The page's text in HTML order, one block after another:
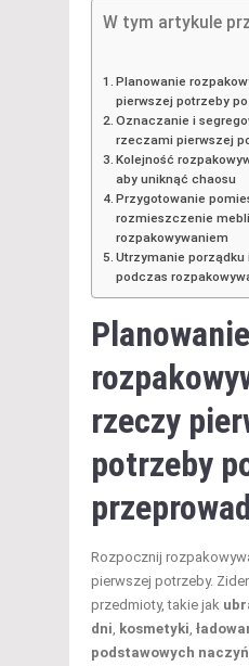
W tym artykule
Planowanie
pierwszej potrzeby
Oznaczanie i
rzeczami pierwszej
Kolejność
aby uniknąć chaosu
Przygotowanie
rozmieszczenie
rozpakowywaniem
Utrzymanie porządku
podczas
Planowanie
rzeczy
potrzeby
Rozpocznij
pierwszej potrzeby.
przedmioty, takie jak
dni, kosmetyki,
podstawowych naczyń